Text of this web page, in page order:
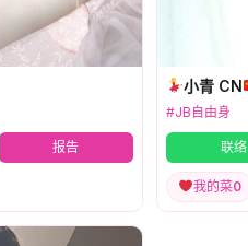
报告
小青 CN
#JB自由身
联络
我的菜0